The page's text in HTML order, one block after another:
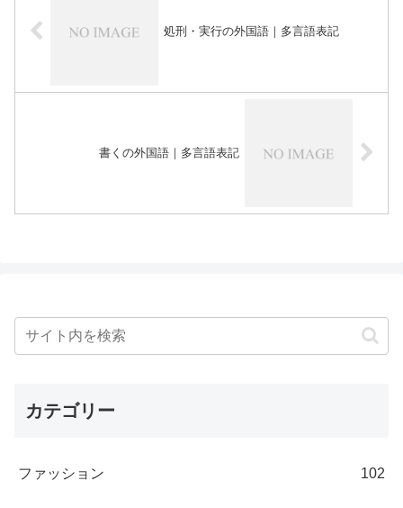
処刑・実行の外国語｜多言語表記
書くの外国語｜多言語表記
カテゴリー
ファッション 102